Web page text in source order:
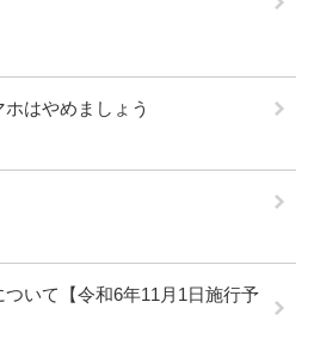
はやめましょう
いて【令和6年11月1日施行予